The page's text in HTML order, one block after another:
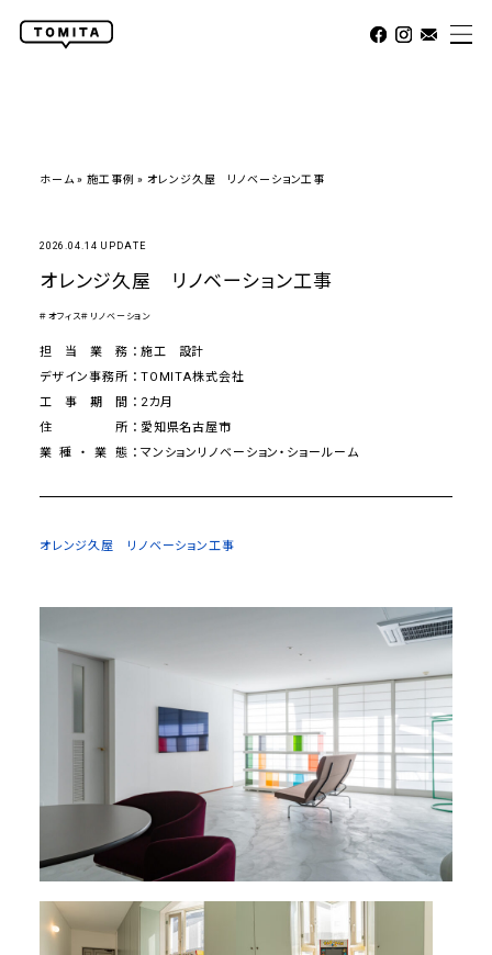
ホーム »施工事例 »オレンジ久屋 リノベーション工事
2026.04.14 UPDATE
オレンジ久屋 リノベーション工事
＃オフィス＃リノベーション
担当業務 施工
設計
デザイン事務所
TOMITA株式会社
工事期間
2カ月
住所
愛知県名古屋市
業種・業態
マンションリノベーション・ショールーム
オレンジ久屋 リノベーション工事